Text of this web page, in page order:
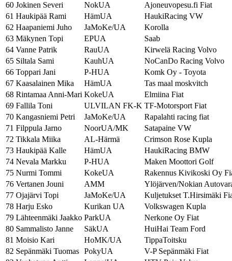
60 Jokinen Severi NokUA
Ajoneuvopesu.fi Fiat
61 Haukipää Rami HämUA
HaukiRacing VW
62 Haapaniemi Juho JaMoKe/UA
Korolla
63 Mäkynen Topi EPUA
Saab
64 Vanne Patrik RauUA
Kirwelä Racing Volvo
65 Siltala Sami KauhUA
NoCanDo Racing Volvo
66 Toppari Jani P-HUA
Komk Oy - Toyota
67 Kaasalainen Mika HämUA
Tas maal moskvitch
68 Rintamaa Anni-Mari KokeUA
Elmiina Fiat
69 Fallila Toni ULVILAN FK-K TF-Motorsport Fiat
70 Kangasniemi Petri JaMoKe/UA
Rapalahti racing fiat
71 Filppula Jarno NoorUA/MK
Satapaine VW
72 Tikkala Miika AL-Härmä
Crimson Rose Kupla
73 Haukipää Kalle HämUA
HaukiRacing BMW
74 Nevala Markku P-HUA
Maken Moottori Golf
75 Nurmi Tommi KokeUA
Rakennus Kivikoski Oy
76 Vertanen Jouni AMM
Ylöjärven/Nokian
77 Ojajärvi Topi JaMoKe/UA
Kuljetukset T.Hirsimäki
78 Harju Esko Kurikan UA
Volkswagen Kupla
79 Lähteenmäki Jaakko ParkUA
Nerkone Oy Fiat
80 Sammalisto Janne SäkUA
HuiHai Team Ford
81 Moisio Kari HoMK/UA
TippaToitsku
82 Sepänmäki Tuomas PokyUA
V-P Sepänmäki Fiat